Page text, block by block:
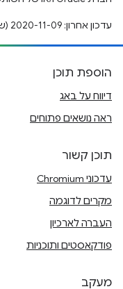
עדכון אחרון: 2020-11-09 (שעון UTC).
הוספת תוכן
דיווח על באג
ראה נושאים פתוחים
תוכן קשור
עדכוני Chromium
מקרים לדוגמה
העברה לארכיון
פודקאסטים ותוכניות
מעקב